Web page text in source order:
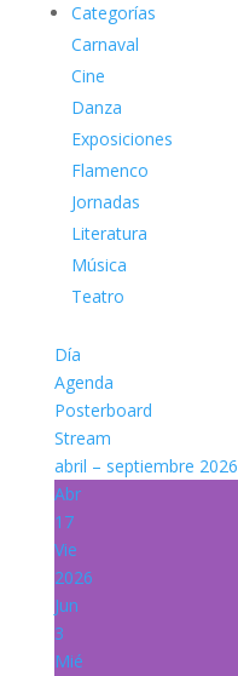
Categorías
Carnaval
Cine
Danza
Exposiciones
Flamenco
Jornadas
Literatura
Música
Teatro
Día
Agenda
Posterboard
Stream
abril – septiembre 2026
Abr
17
Vie
2026
Jun
3
Mié